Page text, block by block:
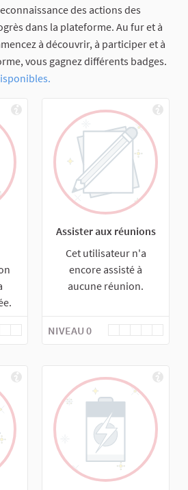
des actions des
dans la plateforme. Au fur et à
à découvrir, à participer et à
vous gagnez différents badges.
Assister aux réunions
Cet utilisateur n'a
encore assisté à
aucune réunion.
NIVEAU 0